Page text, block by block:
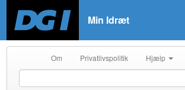
Min Idræt
Om Privatlivspolitik Hjælp